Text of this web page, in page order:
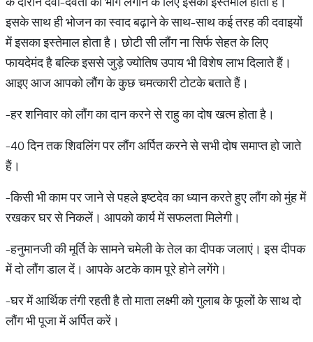
इसके साथ ही भोजन का स्वाद बढ़ाने के साथ-साथ कई तरह की दवाइयों
में इसका इस्तेमाल होता है। छोटी सी लौंग ना सिर्फ सेहत के लिए
फायदेमंद है बल्कि इससे जुड़े ज्योतिष उपाय भी विशेष लाभ दिलाते हैं।
आइए आज आपको लौंग के कुछ चमत्कारी टोटके बताते हैं।
-हर शनिवार को लौंग का दान करने से राहु का दोष खत्म होता है।
-40 दिन तक शिवलिंग पर लौंग अर्पित करने से सभी दोष समाप्त हो जाते
हैं।
-किसी भी काम पर जाने से पहले इष्टदेव का ध्यान करते हुए लौंग को मुंह में
रखकर घर से निकलें। आपको कार्य में सफलता मिलेगी।
-हनुमानजी की मूर्ति के सामने चमेली के तेल का दीपक जलाएं। इस दीपक
में दो लौंग डाल दें। आपके अटके काम पूरे होने लगेंगे।
-घर में आर्थिक तंगी रहती है तो माता लक्ष्मी को गुलाब के फूलों के साथ दो
लौंग भी पूजा में अर्पित करें।